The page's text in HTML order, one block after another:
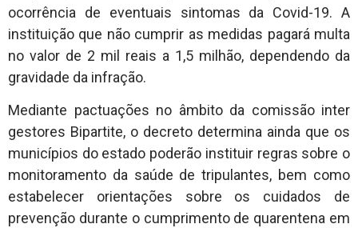
ocorrência de eventuais sintomas da Covid-19. A
instituição que não cumprir as medidas pagará multa
no valor de 2 mil reais a 1,5 milhão, dependendo da
gravidade da infração.
Mediante pactuações no âmbito da comissão inter
gestores Bipartite, o decreto determina ainda que os
municípios do estado poderão instituir regras sobre o
monitoramento da saúde de tripulantes, bem como
estabelecer orientações sobre os cuidados de
prevenção durante o cumprimento de quarentena em